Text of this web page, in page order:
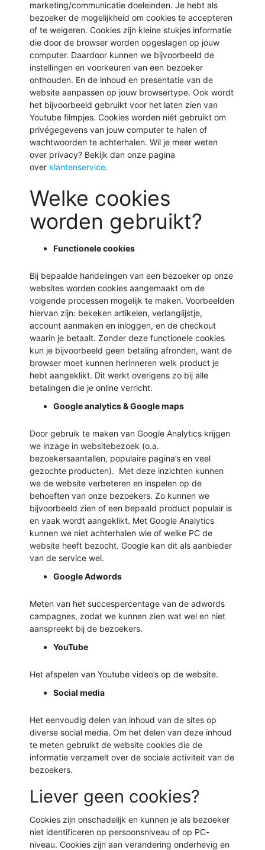
marketing/communicatie doeleinden. Je hebt als
bezoeker de mogelijkheid om cookies te accepteren
of te weigeren. Cookies zijn kleine stukjes informatie
die door de browser worden opgeslagen op jouw
computer. Daardoor kunnen we bijvoorbeeld de
instellingen en voorkeuren van een bezoeker
onthouden. En de inhoud en presentatie van de
website aanpassen op jouw browsertype. Ook wordt
het bijvoorbeeld gebruikt voor het laten zien van
Youtube filmpjes. Cookies worden niét gebruikt om
privégegevens van jouw computer te halen of
wachtwoorden te achterhalen. Wil je meer weten
over privacy? Bekijk dan onze pagina
over klantenservice.
Welke cookies
worden gebruikt?
Functionele cookies
Bij bepaalde handelingen van een bezoeker op onze
websites worden cookies aangemaakt om de
volgende processen mogelijk te maken. Voorbeelden
hiervan zijn: bekeken artikelen, verlanglijstje,
account aanmaken en inloggen, en de checkout
waarin je betaalt. Zonder deze functionele cookies
kun je bijvoorbeeld geen betaling afronden, want de
browser moet kunnen herinneren welk product je
hebt aangeklikt. Dit werkt overigens zo bij alle
betalingen die je online verricht.
Google analytics & Google maps
Door gebruik te maken van Google Analytics krijgen
we inzage in websitebezoek (o.a.
bezoekersaantallen, populaire pagina’s en veel
gezochte producten). Met deze inzichten kunnen
we de website verbeteren en inspelen op de
behoeften van onze bezoekers. Zo kunnen we
bijvoorbeeld zien of een bepaald product populair is
en vaak wordt aangeklikt. Met Google Analytics
kunnen we niet achterhalen wie of welke PC de
website heeft bezocht. Google kan dit als aanbieder
van de service wel.
Google Adwords
Meten van het succespercentage van de adwords
campagnes, zodat we kunnen zien wat wel en niet
aanspreekt bij de bezoekers.
YouTube
Het afspelen van Youtube video’s op de website.
Social media
Het eenvoudig delen van inhoud van de sites op
diverse social media. Om het delen van deze inhoud
te meten gebruikt de website cookies die de
informatie verzamelt over de sociale activiteit van de
bezoekers.
Liever geen cookies?
Cookies zijn onschadelijk en kunnen je als bezoeker
niet identificeren op persoonsniveau of op PC-
niveau. Cookies zijn aan verandering onderhevig en